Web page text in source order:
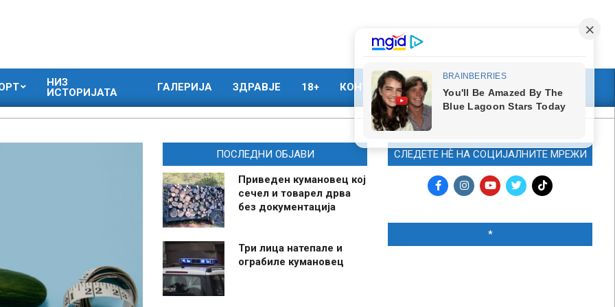
НИЗ
ИСТОРИЈАТА
ГАЛЕРИЈА ЗДРАВЈЕ 18+ КОНТАКТ МАРКЕТИНГ
ПОСЛЕДНИ ОБЈАВИ
Приведен кумановец кој
сечел и товарел дрва
без документација
Три лица натепале и
ограбиле кумановец
СЛЕДЕТЕ НЀ НА СОЦИЈАЛНИТЕ МРЕЖИ
*